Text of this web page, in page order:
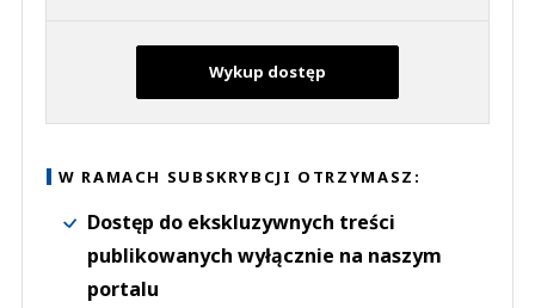
Wykup dostęp
W RAMACH SUBSKRYBCJI OTRZYMASZ:
Dostęp do ekskluzywnych treści
publikowanych wyłącznie na naszym
portalu